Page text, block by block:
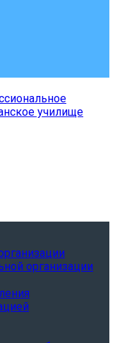
училище
организации